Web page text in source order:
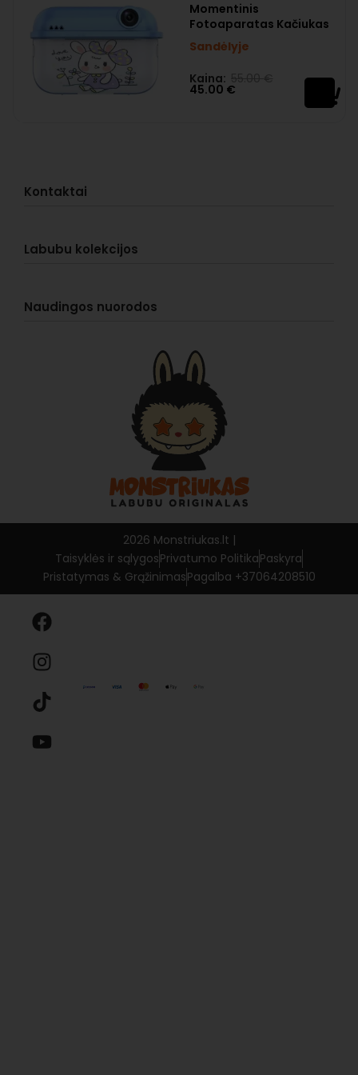
Momentinis
Fotoaparatas Kačiukas
Sandėlyje
Įvertinimas:
Kaina:
45.00 €
Kontaktai
Pristatymas
Apmokėjimas
Labubu kolekcijos
Big into Energy
Naudingos nuorodos
2026 Monstriukas.lt |
Taisyklės ir sąlygosPrivatumo PolitikaPaskyra
Pristatymas & GrąžinimasPagalba +37064208510